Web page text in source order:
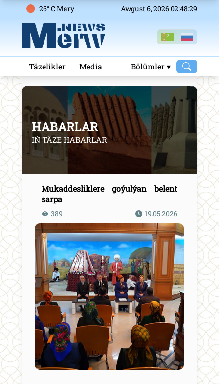
26° C Mary Awgust 6, 2026 02:48:29
Täzelikler Media Bölümler ▾
HABARLAR
IŇ TÄZE HABARLAR
Mukaddesliklere goýulýan belent
sarpa
389 19.05.2026